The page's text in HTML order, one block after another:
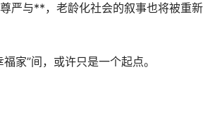
严与**，老龄化社会的叙事也将被重新
”间，或许只是一个起点。